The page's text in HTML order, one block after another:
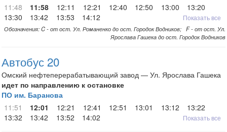
11:48
11:58 12:11 12:21 12:40 12:50 13:00
13:20
13:30
13:42 13:53 14:12 Показать все
Обозначения: C - от ост. Ул. Романенко до ост. Городок Водников; F - от ост. Ул.
Ярослава Гашека до ост. Городок Водников
Автобус 20
Омский нефтеперерабатывающий завод — Ул. Ярослава Гашека
идет по направлению к остановке
ПО им. Баранова
11:51
12:01 12:21 12:41 12:51 13:01 13:12
13:22
13:32
13:42 13:52 14:02 Показать все